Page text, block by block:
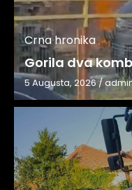
Crna hronika
Gorila dva
5 Augusta, 2026/